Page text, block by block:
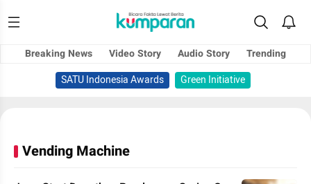
Breaking News Video Story Audio Story
Trending
SATU Indonesia Awards
Green Initiative
Vending Machine